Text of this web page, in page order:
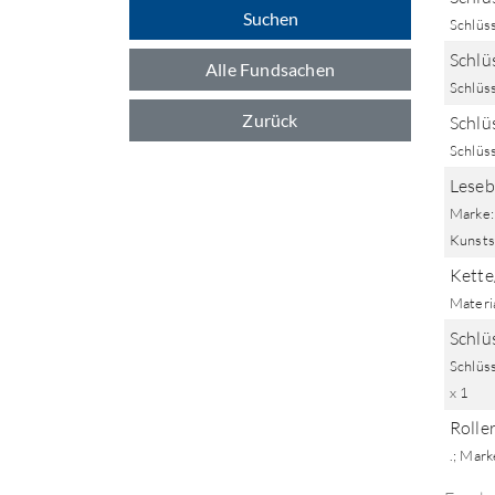
Suchen
Alle Fundsachen
Zurück
x 1
.;